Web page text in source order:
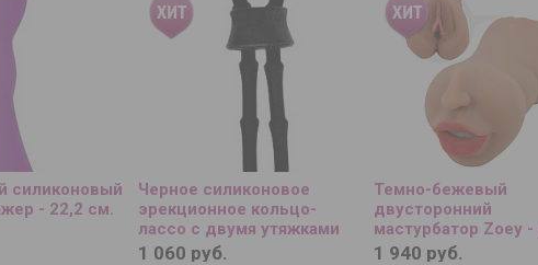
силиконовый
- 22,2 см.
Черное силиконовое
эрекционное кольцо-
лассо с двумя утяжками
1 060 руб.
Темно-бежевый
двусторонний
мастурбатор Zoey -
и вагина
1 940 руб.